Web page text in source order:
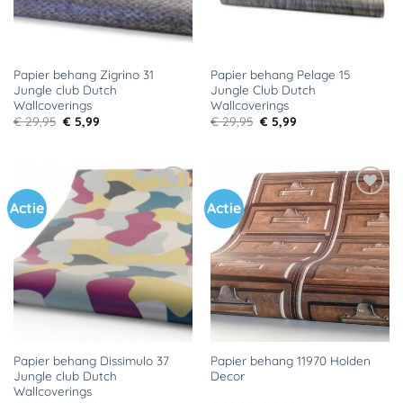
Papier behang Zigrino 31
Jungle club Dutch
Wallcoverings
€29,95 Oorspronkelijke
prijs
€ 5,99Huidige
Papier behang Pelage 15
Jungle Club Dutch
Wallcoverings
€29,95 Oorspronkelijke
prijs
€ 5,99Huidige
Actie
Toevoegen
aan
verlanglijst
Papier behang Dissimulo 37
Jungle club Dutch
Wallcoverings
Actie
Toevoegen
aan
verlanglijst
Papier behang 11970 Holden
Decor